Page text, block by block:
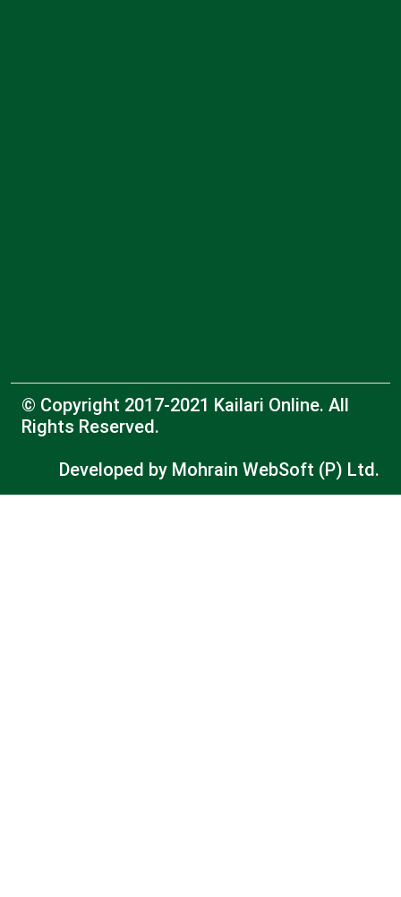
© Copyright 2017-2021 Kailari Online. All
Rights Reserved.
Developed by Mohrain WebSoft (P) Ltd.